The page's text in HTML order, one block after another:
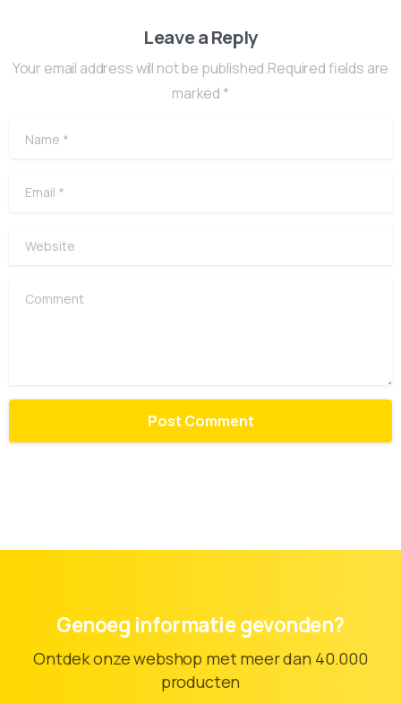
Leave a Reply
Your email address will not be published.Required fields are
marked *
Name
Email
Website
Comment
Genoeg informatie gevonden?
Ontdek onze webshop met meer dan 40.000
producten